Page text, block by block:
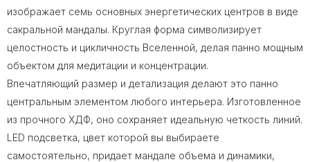
изображает семь основных энергетических центров в виде
сакральной мандалы. Круглая форма символизирует
целостность и цикличность Вселенной, делая панно мощным
объектом для медитации и концентрации.
Впечатляющий размер и детализация делают это панно
центральным элементом любого интерьера. Изготовленное
из прочного ХДФ, оно сохраняет идеальную четкость линий.
LED подсветка, цвет которой вы выбираете
самостоятельно, придает мандале объема и динамики,